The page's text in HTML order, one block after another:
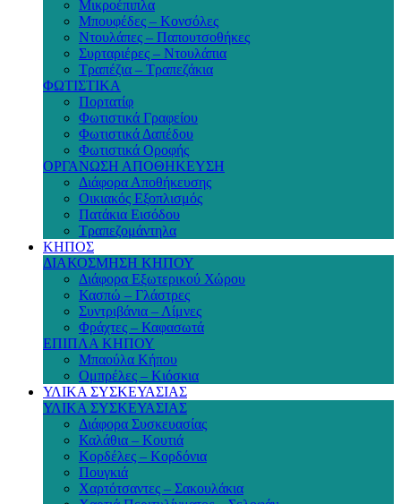
Μικροέπιπλα
Μπουφέδες – Κονσόλες
Ντουλάπες – Παπουτσοθήκες
Συρταριέρες – Ντουλάπια
Τραπέζια – Τραπεζάκια
ΦΩΤΙΣΤΙΚΑ
Πορτατίφ
Φωτιστικά Γραφείου
Φωτιστικά Δαπέδου
Φωτιστικά Οροφής
ΟΡΓΑΝΩΣΗ ΑΠΟΘΗΚΕΥΣΗ
Διάφορα Αποθήκευσης
Οικιακός Εξοπλισμός
Πατάκια Εισόδου
Τραπεζομάντηλα
ΚΗΠΟΣ
ΔΙΑΚΟΣΜΗΣΗ ΚΗΠΟΥ
Διάφορα Εξωτερικού Χώρου
Κασπώ – Γλάστρες
Συντριβάνια – Λίμνες
Φράχτες – Καφασωτά
ΕΠΙΠΛΑ ΚΗΠΟΥ
Μπαούλα Κήπου
Ομπρέλες – Κιόσκια
ΥΛΙΚΑ ΣΥΣΚΕΥΑΣΙΑΣ
ΥΛΙΚΑ ΣΥΣΚΕΥΑΣΙΑΣ
Διάφορα Συσκευασίας
Καλάθια – Κουτιά
Κορδέλες – Κορδόνια
Πουγκιά
Χαρτότσαντες – Σακουλάκια